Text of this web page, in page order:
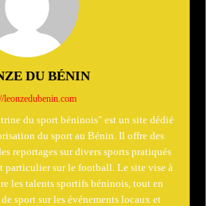
DU BÉNIN
leonzedubenin.com
du sport béninois" est un site dédié
du sport au Bénin. Il offre des
reportages sur divers sports pratiqués
particulier sur le football. Le site vise à
les talents sportifs béninois, tout en
sport sur les événements locaux et